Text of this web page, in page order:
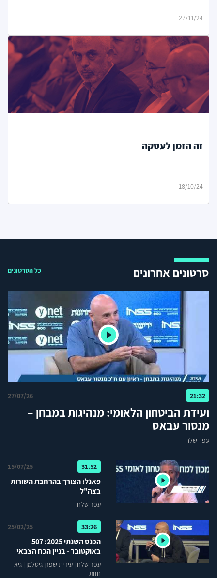
27/11/24
זה הזמן לעסקה
18/10/24
סרטונים אחרונים כל הסרטונים
21:32
27/07/26
ועידת הביטחון הלאומי: מנהיגות במבחן –
מנסור עבאס
עפר שלח
31:52
15/07/25
פאנל: הצורך בהרחבת השורות
בצה"ל
עפר שלח
33:26
25/02/25
הכנס השנתי 2025: 507
באוקטובר - בניין הכח הצבאי
וההשפעות החברתיות במלחמה
ממושכת
עפר שלח | עידית שפרן גיטלמן | גיא
חזות